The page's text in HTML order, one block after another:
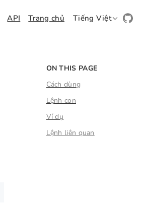
API Trang chủ Tiếng Việt
ON THIS PAGE
Cách dùng
Lệnh con
Ví dụ
Lệnh liên quan